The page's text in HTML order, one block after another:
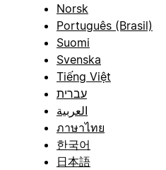
Norsk
Português (Brasil)
Suomi
Svenska
Tiếng Việt
עברית
العربية
ภาษาไทย
한국어
日本語